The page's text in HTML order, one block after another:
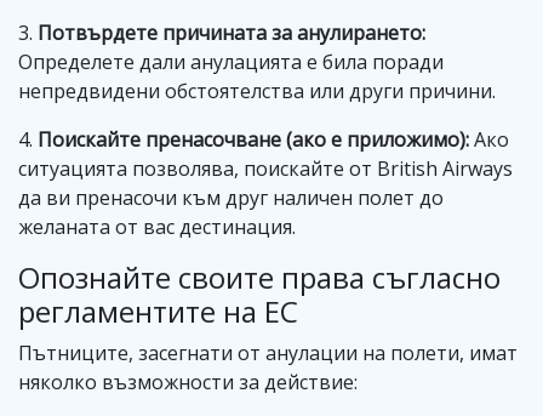
3. Потвърдете причината за анулирането:
Определете дали анулацията е била поради
непредвидени обстоятелства или други причини.
4. Поискайте пренасочване (ако е приложимо):Ако
ситуацията позволява, поискайте от British Airways
да ви пренасочи към друг наличен полет до
желаната от вас дестинация.
Опознайте своите права съгласно
регламентите на ЕС
Пътниците, засегнати от анулации на полети, имат
няколко възможности за действие: